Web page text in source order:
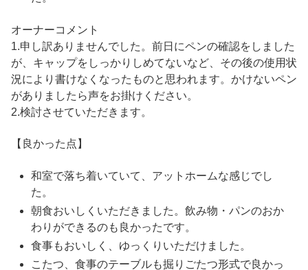
オーナーコメント
1.申し訳ありませんでした。前日にペンの確認をしました
が、キャップをしっかりしめてないなど、その後の使用状
況により書けなくなったものと思われます。かけないペン
がありましたら声をお掛けください。
2.検討させていただきます。
【良かった点】
和室で落ち着いていて、アットホームな感じでし
た。
朝食おいしくいただきました。飲み物・パンのおか
わりができるのも良かったです。
食事もおいしく、ゆっくりいただけました。
こたつ、食事のテーブルも掘りごたつ形式で良かっ